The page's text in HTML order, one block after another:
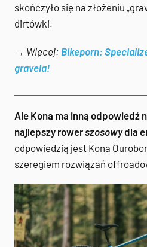
skończyło się na złożeniu
dirtówki.
→ Więcej: Bikeporn:
gravela!
Ale Kona ma inną odpowiedź
najlepszy rowerszosowydla
odpowiedzią jest Kona
szeregiem rozwiązań